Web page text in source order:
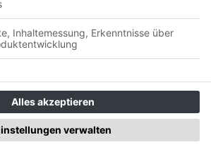
Borussia Dortmund – SV Werder
Hildesheim erschienen.